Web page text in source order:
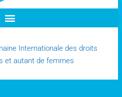
Internationale des droits
et autant de femmes